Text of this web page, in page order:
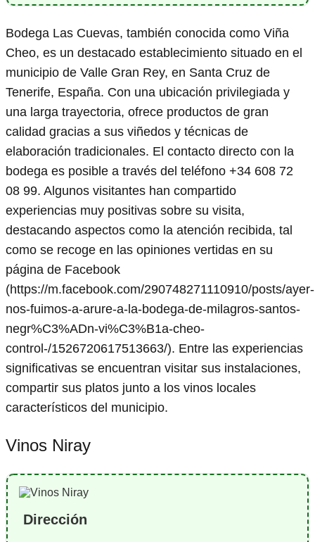
Bodega Las Cuevas, también conocida como Viña
Cheo, es un destacado establecimiento situado en el
municipio de Valle Gran Rey, en Santa Cruz de
Tenerife, España. Con una ubicación privilegiada y
una larga trayectoria, ofrece productos de gran
calidad gracias a sus viñedos y técnicas de
elaboración tradicionales. El contacto directo con la
bodega es posible a través del teléfono +34 608 72
08 99. Algunos visitantes han compartido
experiencias muy positivas sobre su visita,
destacando aspectos como la atención recibida, tal
como se recoge en las opiniones vertidas en su
página de Facebook
(https://m.facebook.com/290748271110910/posts/ayer-
nos-fuimos-a-arure-a-la-bodega-de-milagros-santos-
negr%C3%ADn-vi%C3%B1a-cheo-
control-/1526720617513663/). Entre las experiencias
significativas se encuentran visitar sus instalaciones,
compartir sus platos junto a los vinos locales
característicos del municipio.
Vinos Niray
Dirección